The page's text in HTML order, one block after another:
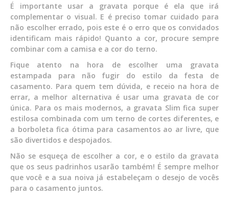
É importante usar a gravata porque é ela que irá
complementar o visual. E é preciso tomar cuidado para
não escolher errado, pois este é o erro que os convidados
identificam mais rápido! Quanto a cor, procure sempre
combinar com a camisa e a cor do terno.
Fique atento na hora de escolher uma gravata
estampada para não fugir do estilo da festa de
casamento. Para quem tem dúvida, e receio na hora de
errar, a melhor alternativa é usar uma gravata de cor
única. Para os mais modernos, a gravata Slim fica super
estilosa combinada com um terno de cortes diferentes, e
a borboleta fica ótima para casamentos ao ar livre, que
são divertidos e despojados.
Não se esqueça de escolher a cor, e o estilo da gravata
que os seus padrinhos usarão também! É sempre melhor
que você e a sua noiva já estabeleçam o desejo de vocês
para o casamento juntos.